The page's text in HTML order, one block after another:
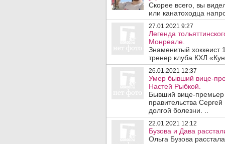
Скорее всего, вы
или канатоходца
27.01.2021 9:27
Легенда
Монреале.
Знаменитый хоккеист
тренер клуба КХЛ
26.01.2021 12:37
Умер бывший вице-
Настей Рыбкой.
Бывший вице-премьер
правительства
долгой болезни. ..
22.01.2021 12:12
Бузова и Дава
Ольга Бузова